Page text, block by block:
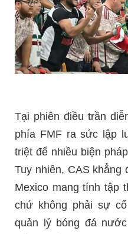
Tại phiên điều trần
phía FMF ra sức lập
triệt để nhiều biện
Tuy nhiên, CAS khẳng
Mexico mang tính tập
chứ không phải sự
quản lý bóng đá